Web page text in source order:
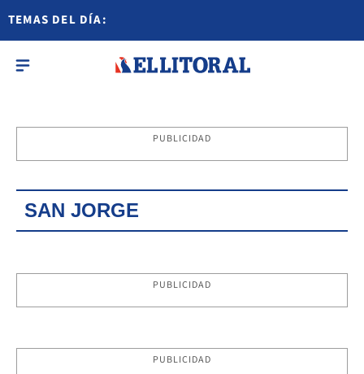
TEMAS DEL DÍA:
PUBLICIDAD
SAN JORGE
PUBLICIDAD
PUBLICIDAD